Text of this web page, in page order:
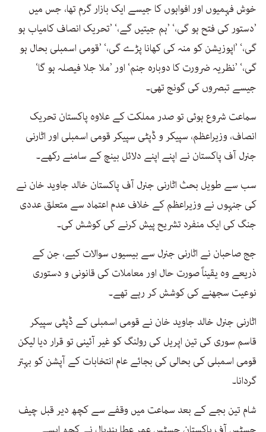
خوش فہمیوں اور افواہوں كا جیسے ایک بازار گرم تھا، جس میں
’دستور كی فتح ہو گی،‘ ’ہم جیتیں گے،‘ ’تحریک انصاف كامیاب ہو
گی،‘ ’اپوزیشن كو منہ كی كھانا پڑے گی،‘ ’قومی اسمبلی بحال ہو
گی،‘ ’نظریہ ضرورت كا دوبارہ جنم‘ اور ’ملا جلا فیصلہ ہو گا‘
جیسے تبصروں كی گونج تھی۔
سماعت شروع ہوئی تو صدر مملكت كے علاوہ پاكستان تحریک
انصاف، وزیراعظم، سپیكر و ڈپٹی سپیكر قومی اسمبلی اور اٹارنی
جنرل آف پاكستان نے اپنے اپنے دلائل بینچ كے سامنے ركھے۔
سب سے طویل بحث اٹارنی جنرل آف پاكستان خالد جاوید خان نے
كی جنہوں نے وزیراعظم كے خلاف عدم اعتماد سے متعلق عددی
جنگ كی ایک منفرد تشریح پیش كرنے كی كوشش كی۔
جج صاحبان نے اٹارنی جنرل سے بیسیوں سوالات كیے، جن كے
ذریعے وہ یقیناً صورت حال اور معاملات كی قانونی و دستوری
نوعیت سجھنے كی كوشش كر رہے تھے۔
اٹارنی جنرل خالد جاوید خان نے قومی اسمبلی كے ڈپٹی سپیكر
قاسم سوری كی تین اپریل كی رولنگ كو غیر آئینی تو قرار دیا لیكن
قومی اسمبلی كی بحالی كی بجائے عام انتخابات كے آپشن كو بہتر
گردانا۔
شام تین بجے كے بعد سماعت میں وقفے سے كچھ دیر قبل چیف